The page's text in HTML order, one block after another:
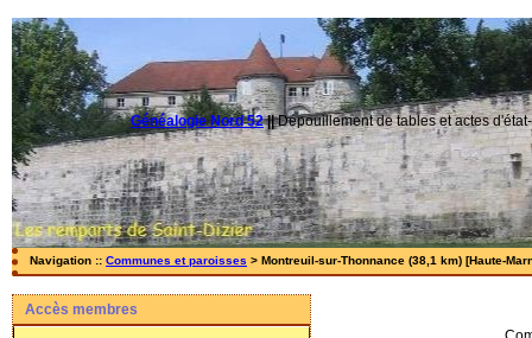
Généalogie Nord 52||Dépouillement de tables et actes
Navigation :: Communes et paroisses > Montreuil-sur-Thonnance (38,1 km) [Haute-
Accès membres